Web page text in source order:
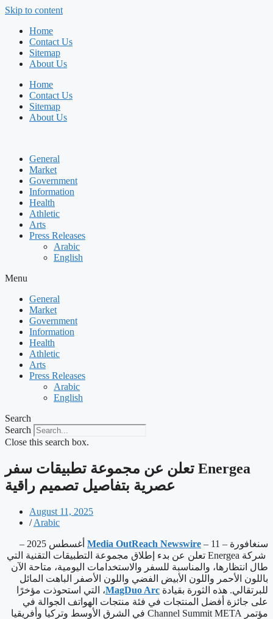
Skip to content
Home
Contact Us
Sitemap
About Us
Home
Contact Us
Sitemap
About Us
General
Market
Government
Information
Health
Athletic
Arts
Press Releases
Arabic
English
Menu
General
Market
Government
Information
Health
Athletic
Arts
Press Releases
Arabic
English
Search
Search
Close this search box.
‫Energea تعلن عن مجموعة تطبيقات سفر
عصرية بتفاصيل تصميم راقية
August 11, 2025
/ Arabic
سنغافورة – Media OutReach Newswire – 11 أغسطس 2025 –
شركة Energea تعلن عن بدء إطلاق مجموعة التطبيقات التقنية التي
طال انتظارها، والمناسبة للسفر والاستخدامات اليومية، متاحة الآن
باللون الأحمر واللون الأبيض الفضي واللون الأصفر الباهت المائل
للبرتقالي. هذه الثورة بقيادة MagDuo Arc، التي استحوذت مؤخرًا
على جائزة أفضل المنتجات في فئة منتجات الهواتف الجوالة في
مؤتمر Channel Summit META في الشرق الأوسط وتركيا وأفريقيا